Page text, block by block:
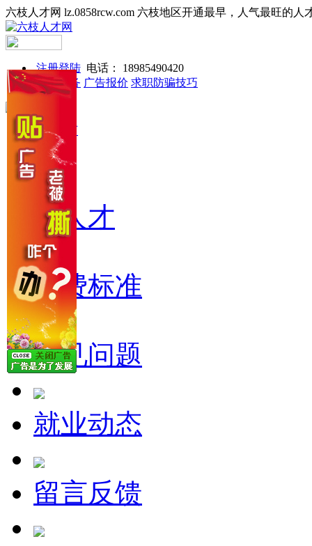
六枝人才网 lz.0858rcw.com 六枝地区开通最早，人气最旺的人
注册登陆 电话： 18985490420
网站服务 广告报价 求职防骗技巧
网站首页
找工作
找人才
收费标准
常见问题
就业动态
留言反馈